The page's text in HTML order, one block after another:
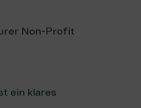
Non-Profit
ein klares